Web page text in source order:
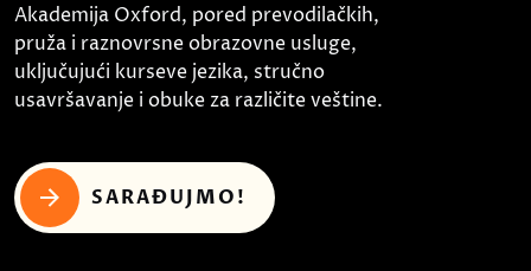
Akademija Oxford, pored prevodilačkih,
pruža i raznovrsne obrazovne usluge,
uključujući kurseve jezika, stručno
usavršavanje i obuke za različite veštine.
SARAĐUJMO!